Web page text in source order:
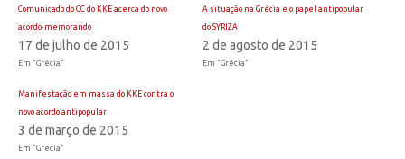
Comunicado do CC do KKE acerca do novo
acordo-memorando
17 de julho de 2015
Em "Grécia"
A situação na Grécia e o papel antipopular
do SYRIZA
2 de agosto de 2015
Em "Grécia"
Manifestação em massa do KKE contra o
novo acordo antipopular
3 de março de 2015
Em "Grécia"